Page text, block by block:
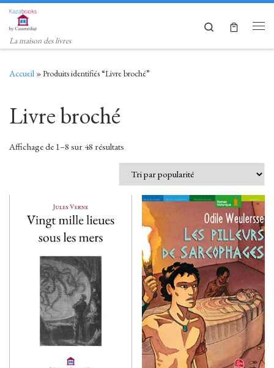
Skip to content
La maison des livres
Search
Accueil »Produits identifiés “Livre broché”
Livre broché
Affichage de 1–8 sur 48 résultats